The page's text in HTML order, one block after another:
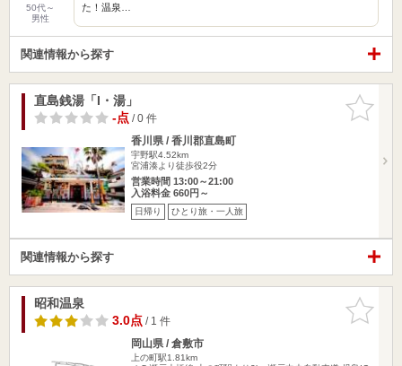
50代～
男性
た！温泉…
関連情報から探す
お気に入
りに追加
直島銭湯「I・湯」
-点/ 0 件
香川県 / 香川郡直島町
宇野駅4.52km
宮浦湊より徒歩役2分
営業時間 13:00～21:00
入浴料金 660円～
日帰り ひとり旅・一人旅
関連情報から探す
お気に入
りに追加
昭和温泉
3.0点/ 1 件
岡山県 / 倉敷市
上の町駅1.81km